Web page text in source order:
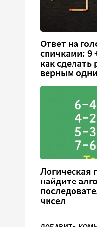
Ответ на
спичками: 9
как сделать
верным
Логическая
найдите
чисел